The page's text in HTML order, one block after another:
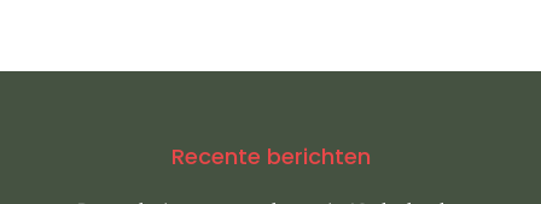
Recente berichten